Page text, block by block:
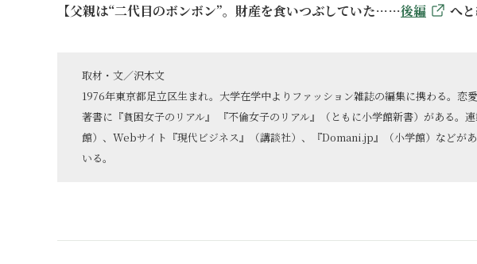
【父親は“二代目のボンボン”。財産を食いつぶしていた……後編 へと
取材・文／沢木文
1976年東京都足立区生まれ。大学在学中よりファッション雑誌の編集に携わる。恋
著書に『貧困女子のリアル』 『不倫女子のリアル』（ともに小学館新書）がある。
館）、Webサイト『現代ビジネス』（講談社）、『Domani.jp』（小学館）などが
いる。